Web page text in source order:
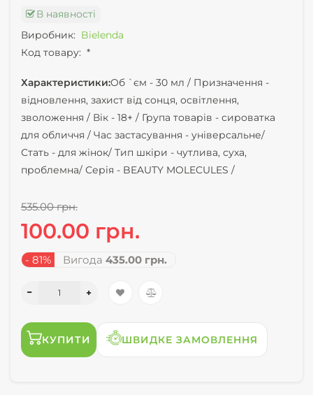
В наявності
Виробник: Bielenda
Код товару: *
Характеристики:Об `єм - 30 мл / Призначення -
відновлення, захист від сонця, освітлення,
зволоження / Вік - 18+ / Група товарів - сироватка
для обличчя / Час застасування - універсальне/
Стать - для жінок/ Тип шкіри - чутлива, суха,
проблемна/ Серія - BEAUTY MOLECULES /
535.00 грн.
100.00 грн.
- 81% Вигода 435.00 грн.
КУПИТИ ШВИДКЕ ЗАМОВЛЕННЯ